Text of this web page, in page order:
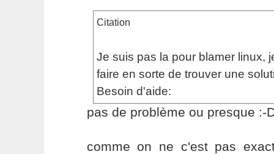
Citation
Je suis pas la pour blamer linux,
faire en sorte de trouver une
Besoin d'aide:
pas de problème ou presque :-
comme on ne c'est pas